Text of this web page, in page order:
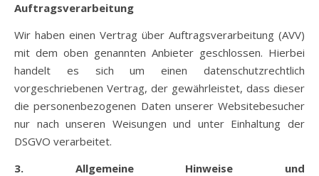
Auftragsverarbeitung
Wir haben einen Vertrag über Auftragsverarbeitung (AVV)
mit dem oben genannten Anbieter geschlossen. Hierbei
handelt es sich um einen datenschutzrechtlich
vorgeschriebenen Vertrag, der gewährleistet, dass dieser
die personenbezogenen Daten unserer Websitebesucher
nur nach unseren Weisungen und unter Einhaltung der
DSGVO verarbeitet.
3. Allgemeine Hinweise und